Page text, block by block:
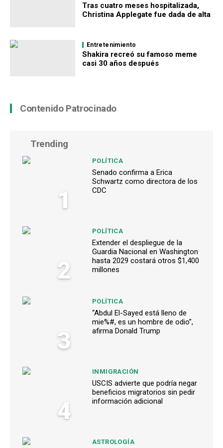
Tras cuatro meses hospitalizada,
Christina Applegate fue dada de alta
Entretenimiento
Shakira recreó su famoso meme
casi 30 años después
Contenido Patrocinado
Trending
1
POLÍTICA
Senado confirma a Erica
Schwartz como directora de los
CDC
2
POLÍTICA
Extender el despliegue de la
Guardia Nacional en Washington
hasta 2029 costará otros $1,400
millones
3
POLÍTICA
“Abdul El-Sayed está lleno de
mie%#, es un hombre de odio”,
afirma Donald Trump
4
INMIGRACIÓN
USCIS advierte que podría negar
beneficios migratorios sin pedir
información adicional
ASTROLOGÍA